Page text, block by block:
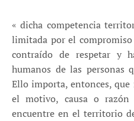
« dicha competencia
limitada por el compromiso
contraído de respetar y
humanos de las personas
Ello importa, entonces,
el motivo, causa o
encuentre en el territorio